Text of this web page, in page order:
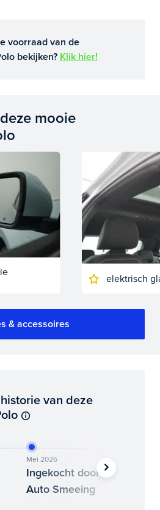
voorraad van de
bekijken? Klik hier!
mooie
elektrisch
& accessoires
van deze
Mei 2026
Ingekocht door
Auto Smeeing